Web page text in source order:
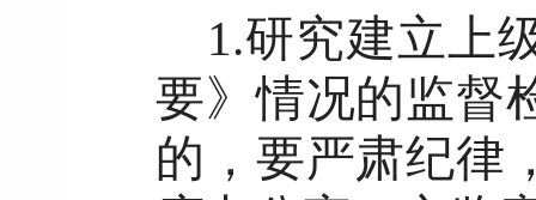
1.研究建立上
要》情况的监督
的，要严肃纪律